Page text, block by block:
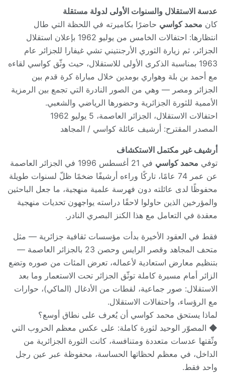
عدسة الاستقلال والسنوات الأولى لدولة مستقلة
كان محمد كواسي حاضرًا بكاميرته في اللحظة التي طال
انتظارها: احتفالات الخامس من يوليو 1962 بإعلان استقلال
الجزائر، ثم زيارة الثوري الأرجنتيني تشي غيفارا للجزائر عام
1963 بمناسبة الذكرى الأولى للاستقلال، حيث وثّق كواسي لقاءه
مع أحمد بن بلة وهواري بومدين خلال مباراة كرة قدم بين
الجزائر ومصر — وهي من الصور النادرة التي تجمع بين الرمزية
الأممية للثورة الجزائرية وحضورها الرياضي والشعبي.
احتفالات الاستقلال، الجزائر العاصمة، 5 يوليو 1962
المصدر المقترح: أرشيف عائلة كواسي / المجاهد
أرشيف غير مكتمل الاستكشاف
توفي محمد كواسي
في 21 أغسطس 1996 في الجزائر العاصمة
عن عمر 74 عامًا، تاركًا وراءه أرشيفًا ضخمًا ظلّ لسنوات طويلة
محفوظًا لدى عائلته دون فهرسة علمية منهجية، ما جعل الباحثين
والمؤرخين الذين حاولوا لاحقًا دراسته يواجهون تحديات منهجية
معقدة في التعامل مع هذا الكنز البصري النادر.
فقط في العقود الأخيرة بدأت مؤسسات ثقافية جزائرية — مثل
متحف المجاهد وقصر الرايس وحصن 23 بالجزائر العاصمة —
بتنظيم معارض استعادية لأعماله، تعرض المئات من صوره وتضع
الزائر أمام مسيرة كاملة توثّق الجزائر تحت الاستعمار وما بعد
الاستقلال: صور جماعية، لقطات من الأدغال (الماكي)، حوارات
مع الرؤساء، واحتفالات الاستقلال.
لماذا يستحق محمد كواسي أن يُعرف على نطاق أوسع؟
◆ المصوّر الوحيد لثورة كاملة: على عكس معظم الحروب التي
وثّقتها عدسات متعددة ومتنافسة، كانت الثورة الجزائرية من
الداخل، في معظم لحظاتها الحساسة، محفوظة عبر عين رجل
واحد فقط.